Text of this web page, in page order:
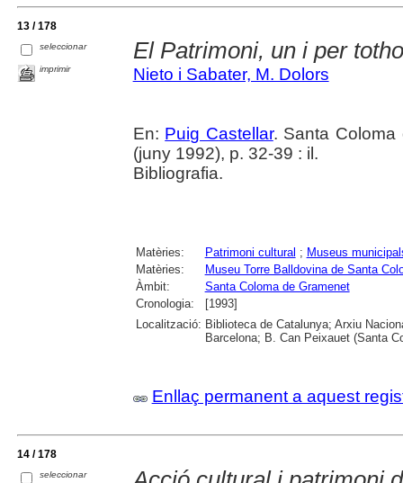
13 / 178
seleccionar
imprimir
El Patrimoni, un i per
Nieto i Sabater, M. Dolors
En: Puig Castellar. Santa Coloma
(juny 1992), p. 32-39 : il.
Bibliografia.
Matèries: Patrimoni cultural ; Museus
Matèries:
Museu Torre Balldovina de Santa
Àmbit:
Santa Coloma de Gramenet
Cronologia:
[1993]
Localització: Biblioteca de Catalunya; Arxiu
Barcelona; B. Can Peixauet (Santa
Enllaç permanent a aquest
14 / 178
seleccionar